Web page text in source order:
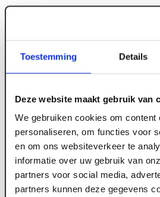
Toestemming Details
Deze website maakt gebruik van
We gebruiken cookies om content
personaliseren, om functies voor
en om ons websiteverkeer te
informatie over uw gebruik van
partners voor social media,
partners kunnen deze gegevens
ART000051
28 x 145 mm Vuren
geïmpregneerd PEFC
Lengte Voorraad